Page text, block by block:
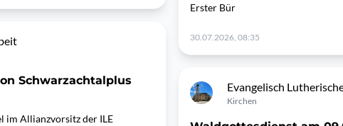
Schwarzachtalplus
im Allianzvorsitz der ILE
Erster Bür
30.07.2026, 08:35
Evangelisch
Kirchen